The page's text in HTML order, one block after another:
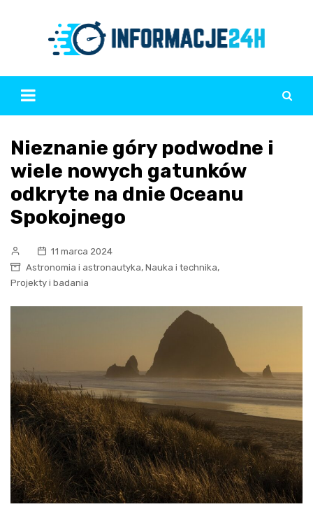
Nieznanie góry podwodne i
wiele nowych gatunków
odkryte na dnie Oceanu
Spokojnego
11 marca 2024
Astronomia i astronautyka, Nauka i technika,
Projekty i badania